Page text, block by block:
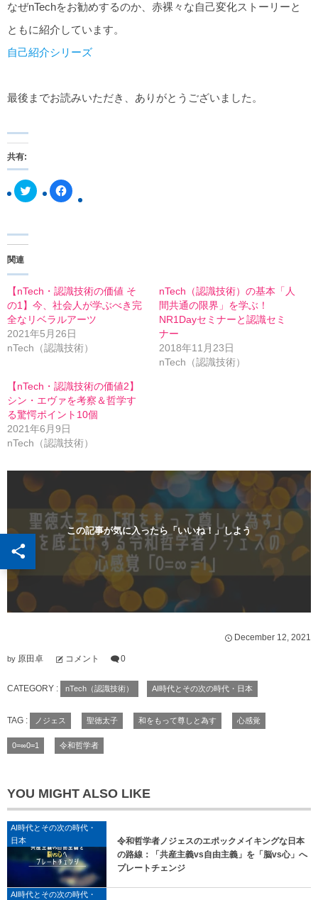
なぜnTechをお勧めするのか、赤裸々な自己変化ストーリーと
ともに紹介しています。
自己紹介シリーズ
最後までお読みいただき、ありがとうございました。
共有:
ク
リ
e
で
共
有
(
新
し
ィ
ン
ド
ウ
で
開
ま
F
a
す
る
に
は
ク
リ
ッ
ク
く
だ
さ
い
新
し
い
ウ
で
開
き
ま
す
)
関連
【nTech・認識技術の価値 そ
の1】今、社会人が学ぶべき完
全なリベラルアーツ
2021年5月26日
nTech（認識技術）
nTech（認識技術）の基本「人
間共通の限界」を学ぶ！
NR1Dayセミナーと認識セミ
ナー
2018年11月23日
nTech（認識技術）
【nTech・認識技術の価値2】
シン・エヴァを考察＆哲学す
る驚愕ポイント10個
2021年6月9日
nTech（認識技術）
この記事が気に入ったら「いいね！」しよう
December 12, 2021
by 原田卓 コメント 0
CATEGORY : nTech（認識技術） AI時代とその次の時代・日本
TAG : ノジェス 聖徳太子 和をもって尊しと為す 心感覚
0=∞0=1 令和哲学者
YOU MIGHT ALSO LIKE
AI時代とその次の時代・
日本
令和哲学者ノジェスのエポックメイキングな日本
の路線：「共産主義vs自由主義」を「脳vs心」へ
プレートチェンジ
AI時代とその次の時代・